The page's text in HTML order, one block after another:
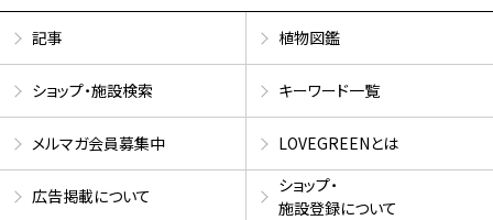
記事 植物図鑑
ショップ・施設検索 キーワード一覧
メルマガ会員募集中 LOVEGREENとは
広告掲載について
ショップ・
施設登録について